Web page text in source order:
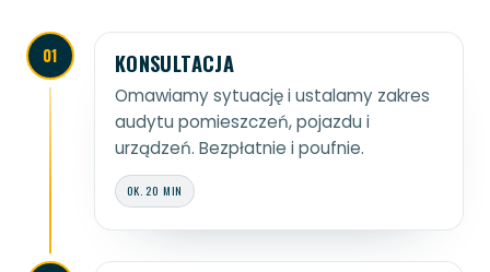
01 KONSULTACJA
Omawiamy sytuację i ustalamy zakres
audytu pomieszczeń, pojazdu i
urządzeń. Bezpłatnie i poufnie.
OK. 20 MIN